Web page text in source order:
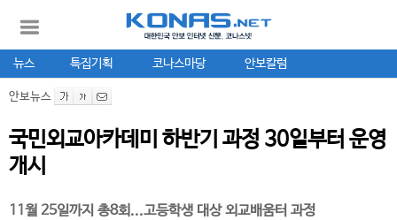
뉴스 특집기획 코나스마당 안보칼럼
안보뉴스
국민외교아카데미 하반기 과정 30일부터 운영
개시
11월 25일까지 총8회...고등학생 대상 외교배움터 과정